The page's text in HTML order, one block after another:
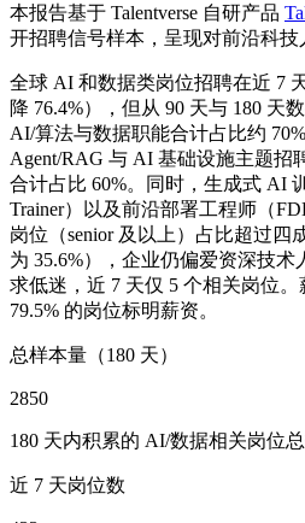
本报告基于 Talentverse 自研产品
开招聘信号样本，呈现对前沿科技
全球 AI 和数据类岗位招聘在近 7
降 76.4%），但从 90 天与 180 天
AI/算法与数据职能合计占比约
Agent/RAG 与 AI 基础设施主题招
合计占比 60%。同时，生成式 AI
Trainer）以及前沿部署工程师（
岗位（senior 及以上）占比超过四
为 35.6%），企业仍偏爱资深技术
求低迷，近 7 天仅 5 个相关岗位。
79.5% 的岗位标明薪资。
总样本量（180 天）
2850
180 天内积累的 AI/数据相关岗位
近 7 天岗位数